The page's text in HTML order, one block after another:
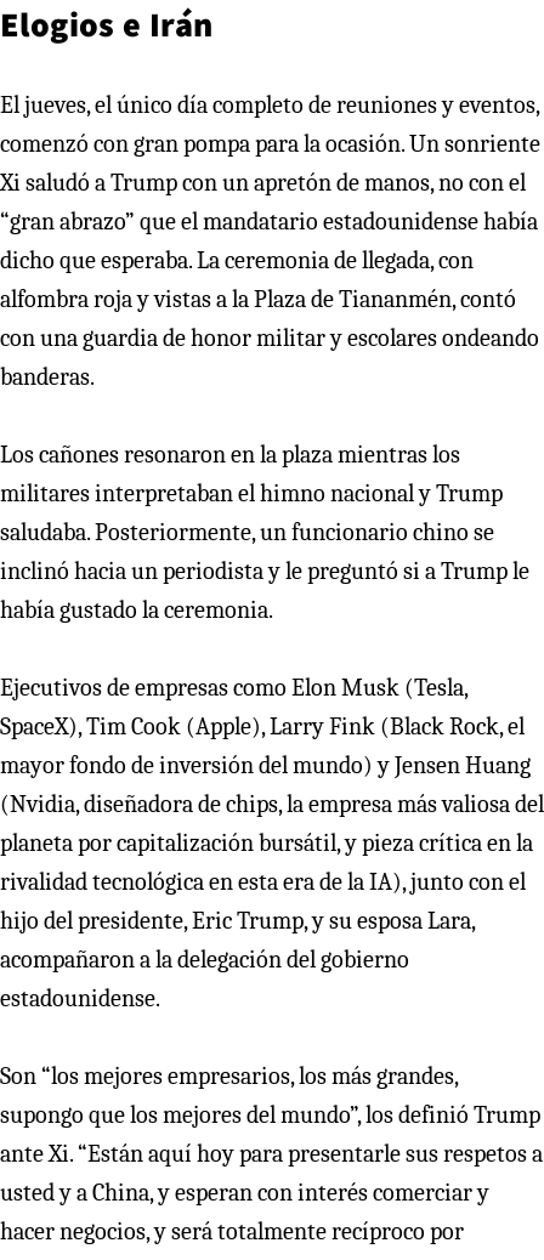
Elogios e Irán
El jueves, el único día completo de reuniones y eventos,
comenzó con gran pompa para la ocasión. Un sonriente
Xi saludó a Trump con un apretón de manos, no con el
“gran abrazo” que el mandatario estadounidense había
dicho que esperaba. La ceremonia de llegada, con
alfombra roja y vistas a la Plaza de Tiananmén, contó
con una guardia de honor militar y escolares ondeando
banderas.
Los cañones resonaron en la plaza mientras los
militares interpretaban el himno nacional y Trump
saludaba. Posteriormente, un funcionario chino se
inclinó hacia un periodista y le preguntó si a Trump le
había gustado la ceremonia.
Ejecutivos de empresas como Elon Musk (Tesla,
SpaceX), Tim Cook (Apple), Larry Fink (Black Rock, el
mayor fondo de inversión del mundo) y Jensen Huang
(Nvidia, diseñadora de chips, la empresa más valiosa del
planeta por capitalización bursátil, y pieza crítica en la
rivalidad tecnológica en esta era de la IA), junto con el
hijo del presidente, Eric Trump, y su esposa Lara,
acompañaron a la delegación del gobierno
estadounidense.
Son “los mejores empresarios, los más grandes,
supongo que los mejores del mundo”, los definió Trump
ante Xi. “Están aquí hoy para presentarle sus respetos a
usted y a China, y esperan con interés comerciar y
hacer negocios, y será totalmente recíproco por